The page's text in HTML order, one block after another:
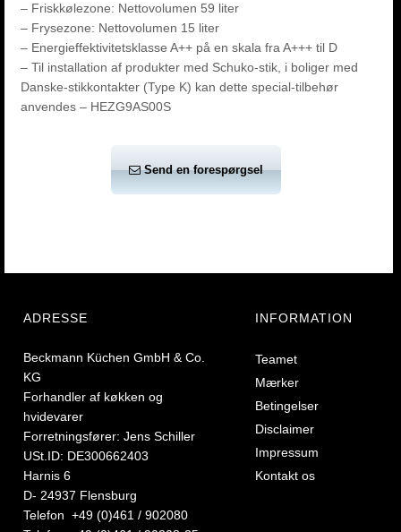
– Friskkølezone: Nettovolumen 59 liter
– Frysezone: Nettovolumen 15 liter
– Energieffektivitetsklasse A++ på en skala fra A+++ til D
– Til installation af produkter med Schuko-stik, i boliger med
Danske-stikkontakter (Type K) kan dette special-tilbehør
anvendes – HEZG9AS00S
Send en forespørgsel
ADRESSE
Beckmann Küchen GmbH & Co.
KG
Forhandler af køkken og
hvidevarer
Forretningsfører: Jens Schiller
USt.ID: DE300662403
Harnis 6
D- 24937 Flensburg
Telefon +49 (0)461 / 902080
INFORMATION
Teamet
Mærker
Betingelser
Disclaimer
Impressum
Kontakt os